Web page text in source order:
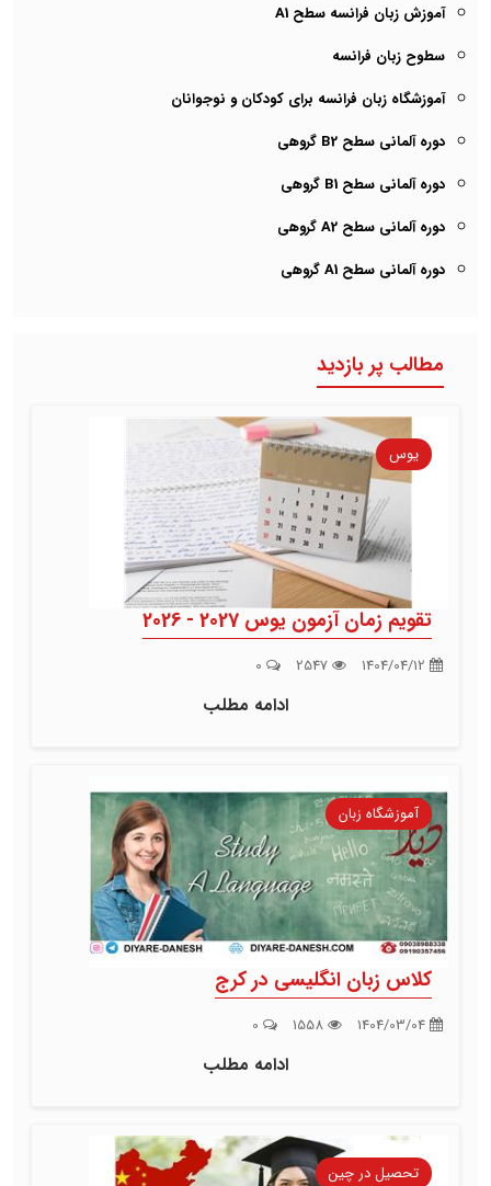
آموزش زبان فرانسه سطح A1
سطوح زبان فرانسه
آموزشگاه زبان فرانسه برای کودکان و نوجوانان
دوره آلمانی سطح B2 گروهی
دوره آلمانی سطح B1 گروهی
دوره آلمانی سطح A2 گروهی
دوره آلمانی سطح A1 گروهی
مطالب پر بازدید
یوس
تقویم زمان آزمون یوس 2027 - 2026
ادامه مطلب
آموزشگاه زبان
کلاس زبان انگلیسی در کرج
ادامه مطلب
تحصیل در چین